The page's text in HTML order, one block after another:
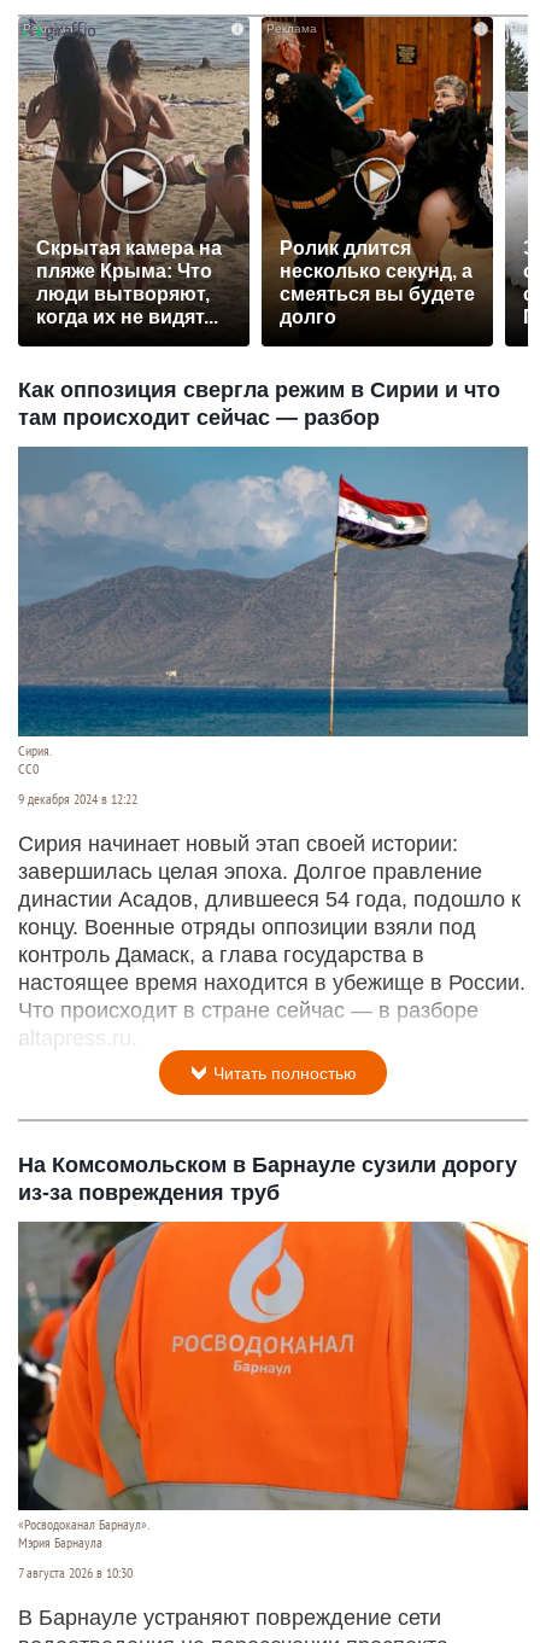
i
Скрытая камера на
пляже Крыма: Что
люди вытворяют,
когда их не видят...
Ролик длится
несколько секунд, а
смеяться вы будете
долго
Как оппозиция свергла режим в Сирии и что
там происходит сейчас — разбор
Сирия.
CC0
9 декабря 2024 в 12:22
Сирия начинает новый этап своей истории:
завершилась целая эпоха. Долгое правление
династии Асадов, длившееся 54 года, подошло к
концу. Военные отряды оппозиции взяли под
контроль Дамаск, а глава государства в
настоящее время находится в убежище в России.
Что происходит в стране сейчас — в разборе
altapress.ru.
Читать полностью
На Комсомольском в Барнауле сузили дорогу
из-за повреждения труб
«Росводоканал Барнаул».
Мэрия Барнаула
7 августа 2026 в 10:30
В Барнауле устраняют повреждение сети